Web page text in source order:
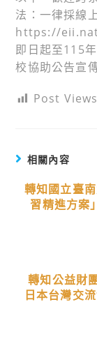
法：一律採線
https://
即日起至115
校協助公告宣
Post
相關內容
轉知國立臺
習精進方案
轉知公益財
日本台灣交